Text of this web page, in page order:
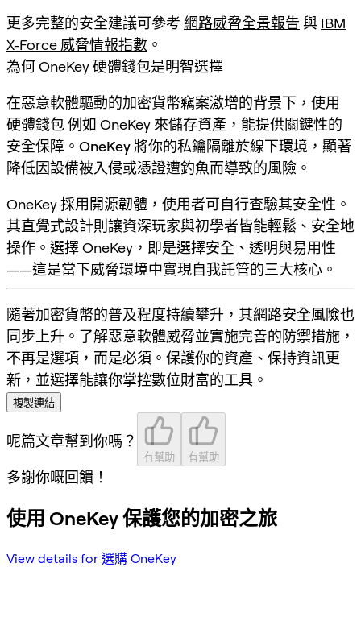
更多完整的安全建議可參考 網路威脅全景報告 與 IBM
X-Force 威脅情報指數 。
為何 OneKey 硬體錢包是明智選擇
在惡意軟體驅動的加密貨幣竊案激增的背景下，使用
硬體錢包例如 OneKey 來儲存資產，能提供關鍵性的
安全保障。 OneKey將你的私鑰隔離於線下環境，顯著
降低因設備被入侵或憑證遭釣魚而導致的風險。
OneKey 採用開源韌體，使用者可自行查驗其安全性。
其直覺式設計則讓資深玩家與初學者皆能輕鬆、安全地
操作。選擇 OneKey，即是選擇安全、透明與易用性
——這是當下威脅環境中實現自我託管的三大核心。
隨著加密貨幣的普及程度持續攀升，其網路安全風險也
同步上升。了解惡意軟體威脅並實施完善的防禦措施，
不再是選項，而是必須。保護你的資產、保持資訊更
新，並選擇能讓你掌控數位財富的工具。
複製連結
呢篇文章幫到你嗎？
冇幫助 有幫助
多謝你嘅回饋！
使用 OneKey 保護您的加密之旅
View details for 選購 OneKey